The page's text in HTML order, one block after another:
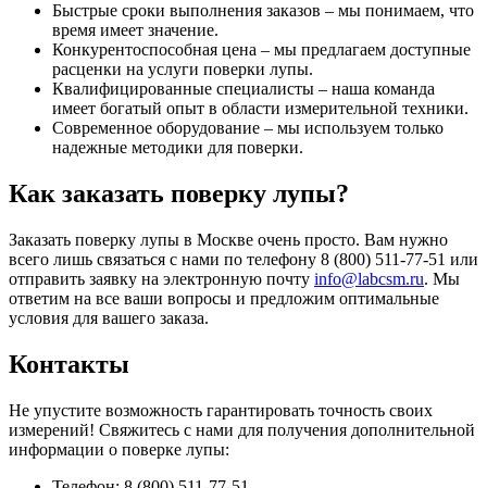
Быстрые сроки выполнения заказов – мы понимаем, что
время имеет значение.
Конкурентоспособная цена – мы предлагаем доступные
расценки на услуги поверки лупы.
Квалифицированные специалисты – наша команда
имеет богатый опыт в области измерительной техники.
Современное оборудование – мы используем только
надежные методики для поверки.
Как заказать поверку лупы?
Заказать поверку лупы в Москве очень просто. Вам нужно
всего лишь связаться с нами по телефону 8 (800) 511-77-51 или
отправить заявку на электронную почту info@labcsm.ru. Мы
ответим на все ваши вопросы и предложим оптимальные
условия для вашего заказа.
Контакты
Не упустите возможность гарантировать точность своих
измерений! Свяжитесь с нами для получения дополнительной
информации о поверке лупы: